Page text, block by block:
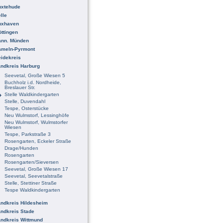
Münden
Pyrmont
Harburg
Seevetal, Große Wiesen 5
Buchholz i.d. Nordheide,
Breslauer Str.
Stelle Waldkindergarten
Stelle, Duvendahl
Tespe, Osterstücke
Neu Wulmstorf, Lessinghöfe
Neu Wulmstorf, Wulmstorfer
Wiesen
Tespe, Parkstraße 3
Rosengarten, Eckeler Straße
Drage/Hunden
Rosengarten
Rosengarten/Sieversen
Seevetal, Große Wiesen 17
Seevetal, Seevetalstraße
Stelle, Stettiner Straße
Tespe Waldkindergarten
Hildesheim
Stade
Wittmund